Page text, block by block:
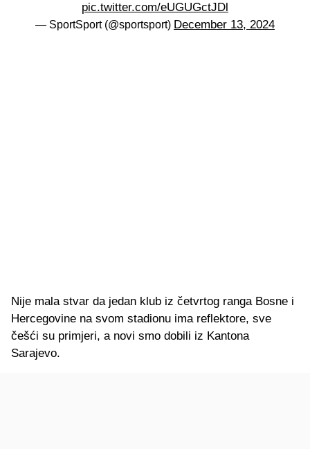
pic.twitter.com/eUGUGctJDl
— SportSport (@sportsport) December 13, 2024
Nije mala stvar da jedan klub iz četvrtog ranga Bosne i
Hercegovine na svom stadionu ima reflektore, sve
češći su primjeri, a novi smo dobili iz Kantona
Sarajevo.